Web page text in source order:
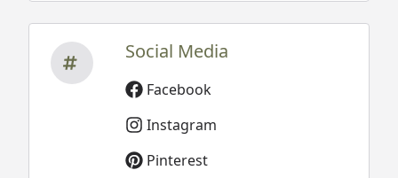
Social Media
Facebook
Instagram
Pinterest